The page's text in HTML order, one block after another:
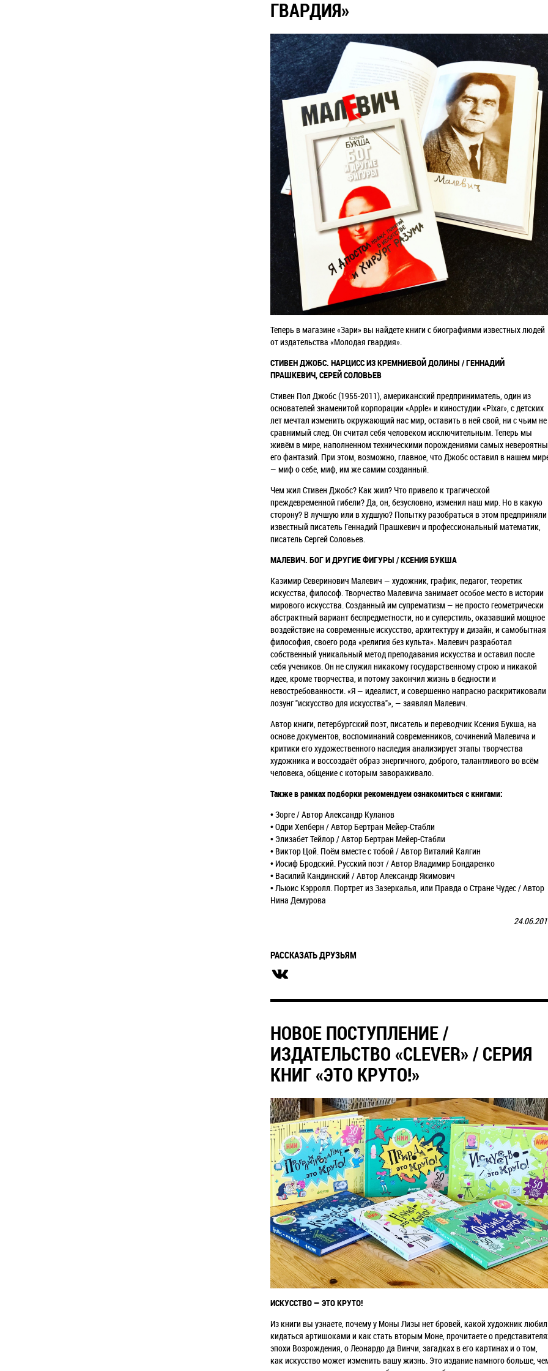
ГВАРДИЯ»
Теперь в магазине «Зари» вы найдете книги с биографиями известных людей
от издательства «Молодая гвардия».
СТИВЕН ДЖОБС. НАРЦИСС ИЗ КРЕМНИЕВОЙ ДОЛИНЫ / ГЕННАДИЙ
ПРАШКЕВИЧ, СЕРЕЙ СОЛОВЬЕВ
Стивен Пол Джобс (1955-2011), американский предприниматель, один из
основателей знаменитой корпорации «Apple» и киностудии «Pixar», с детских
лет мечтал изменить окружающий нас мир, оставить в ней свой, ни с чьим не
сравнимый след. Он считал себя человеком исключительным. Теперь мы
живём в мире, наполненном техническими порождениями самых
его фантазий. При этом, возможно, главное, что Джобс оставил в нашем
— миф о себе, миф, им же самим созданный.
Чем жил Стивен Джобс? Как жил? Что привело к трагической
преждевременной гибели? Да, он, безусловно, изменил наш мир. Но в какую
сторону? В лучшую или в худшую? Попытку разобраться в этом предприняли
известный писатель Геннадий Прашкевич и профессиональный математик,
писатель Сергей Соловьев.
МАЛЕВИЧ. БОГ И ДРУГИЕ ФИГУРЫ / КСЕНИЯ БУКША
Казимир Северинович Малевич — художник, график, педагог, теоретик
искусства, философ. Творчество Малевича занимает особое место в истории
мирового искусства. Созданный им супрематизм — не просто геометрически
абстрактный вариант беспредметности, но и суперстиль, оказавший мощное
воздействие на современные искусство, архитектуру и дизайн, и самобытная
философия, своего рода «религия без культа». Малевич разработал
собственный уникальный метод преподавания искусства и оставил после
себя учеников. Он не служил никакому государственному строю и никакой
идее, кроме творчества, и потому закончил жизнь в бедности и
невостребованности. «Я — идеалист, и совершенно напрасно раскритиковали
лозунг "искусство для искусства"», — заявлял Малевич.
Автор книги, петербургский поэт, писатель и переводчик Ксения Букша, на
основе документов, воспоминаний современников, сочинений Малевича и
критики его художественного наследия анализирует этапы творчества
художника и воссоздаёт образ энергичного, доброго, талантливого во всём
человека, общение с которым завораживало.
Также в рамках подборки рекомендуем ознакомиться с книгами:
• Зорге / Автор Александр Куланов
• Одри Хепберн / Автор Бертран Мейер-Стабли
• Элизабет Тейлор / Автор Бертран Мейер-Стабли
• Виктор Цой. Поём вместе с тобой / Автор Виталий Калгин
• Иосиф Бродский. Русский поэт / Автор Владимир Бондаренко
• Василий Кандинский / Автор Александр Якимович
• Льюис Кэрролл. Портрет из Зазеркалья, или Правда о Стране Чудес / Автор
Нина Демурова
РАССКАЗАТЬ ДРУЗЬЯМ
​НОВОЕ ПОСТУПЛЕНИЕ /
ИЗДАТЕЛЬСТВО «CLEVER» / СЕРИЯ
КНИГ «ЭТО КРУТО!»
ИСКУССТВО — ЭТО КРУТО!
Из книги вы узнаете, почему у Моны Лизы нет бровей, какой художник любил
кидаться артишоками и как стать вторым Моне, прочитаете о
эпохи Возрождения, о Леонардо да Винчи, загадках в его картинах и о том,
как искусство может изменить вашу жизнь. Это издание намного больше,